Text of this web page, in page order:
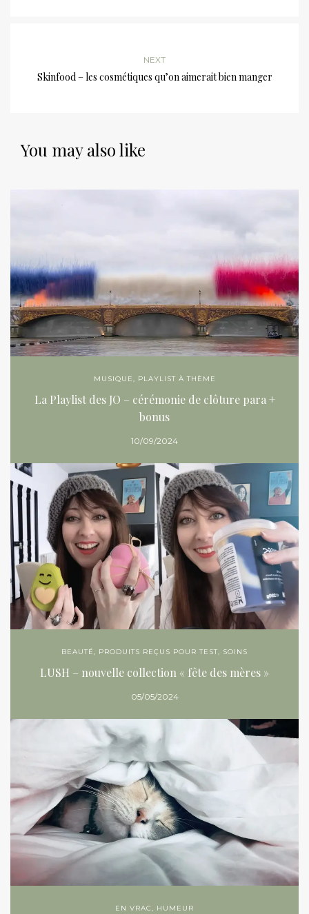
NEXT
Skinfood – les cosmétiques qu’on aimerait bien manger
You may also like
MUSIQUE PLAYLIST À THÈME
La Playlist des JO – cérémonie de clôture para +
bonus
10/09/2024
BEAUTÉ, PRODUITS REÇUS POUR TEST, SOINS
LUSH – nouvelle collection « fête des mères »
05/05/2024
EN VRAC, HUMEUR